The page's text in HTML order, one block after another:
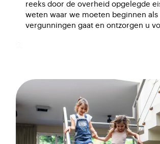
reeks door de overheid opgelegde
weten waar we moeten beginnen als
vergunningen gaat en ontzorgen u